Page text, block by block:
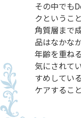
その中でも
クというこ
角質層まで
品はなかな
年齢を重ね
気にされて
すめしてい
ケアするこ